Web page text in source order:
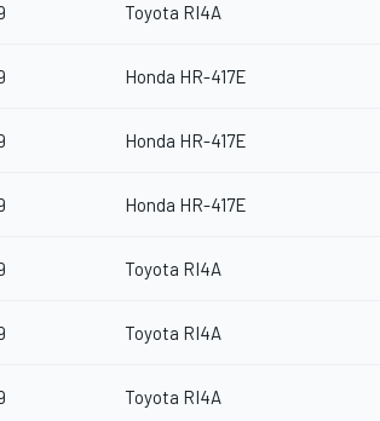
Toyota RI4A
Honda HR-417E
Honda HR-417E
Honda HR-417E
Toyota RI4A
Toyota RI4A
Toyota RI4A